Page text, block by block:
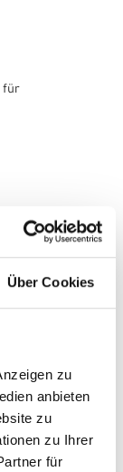
Über Cookies
zu
anbieten
zu
zu Ihrer
für
für
Fit